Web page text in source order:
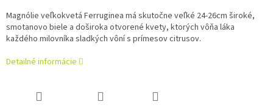
Magnólie veľkokvetá Ferruginea má skutočne veľké 24-26cm široké,
smotanovo biele a doširoka otvorené kvety, ktorých vôňa láka
každého milovníka sladkých vôní s prímesov citrusov.
Detailné informácie